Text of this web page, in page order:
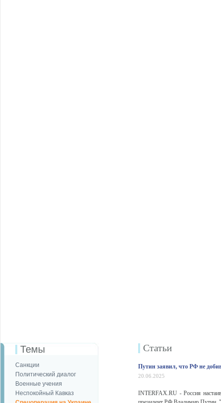
Темы
Санкции
Политический диалог
Военные учения
Неспокойный Кавказ
Статьи
Путин заявил, что РФ не
20.06.2025
INTERFAX.RU - Россия